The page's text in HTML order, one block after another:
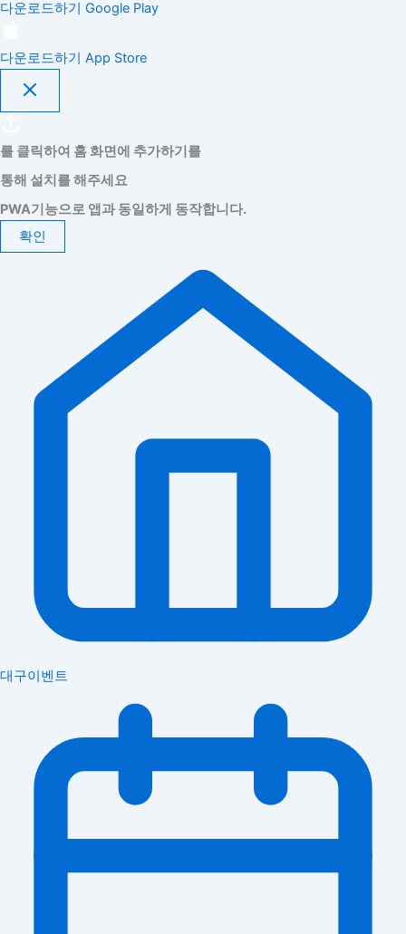
다운로드하기 Google Play
다운로드하기 App Store
를 클릭하여 홈 화면에 추가하기를
통해 설치를 해주세요
PWA기능으로 앱과 동일하게 동작합니다.
확인
대구이벤트